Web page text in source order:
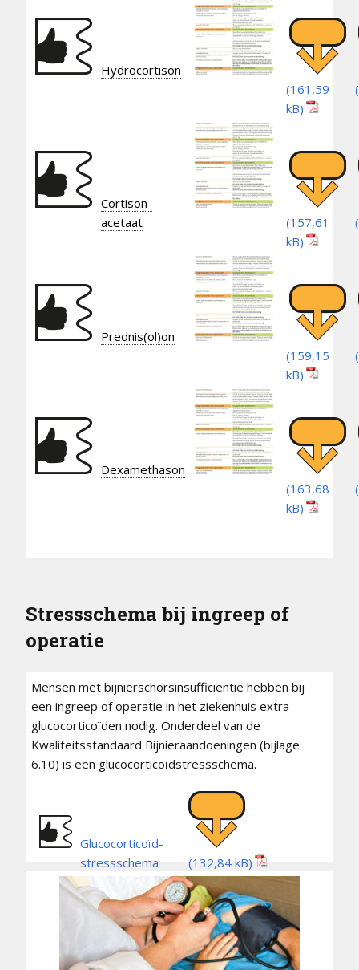
Hydrocortison
Cortison-
acetaat
Prednis(ol)on
Dexamethason
Stressschema bij ingreep of
operatie
Mensen met bijnierschorsinsufficiëntie hebben bij
een ingreep of operatie in het ziekenhuis extra
glucocorticoïden nodig. Onderdeel van de
Kwaliteitsstandaard Bijnieraandoeningen (bijlage
6.10) is een glucocorticoïdstressschema.
Glucocorticoïd-
stressschema